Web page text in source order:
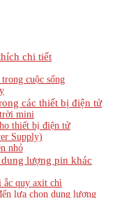
chi tiết
cuộc sống
các thiết bị điện tử
mini
thiết bị điện tử
Supply)
nhỏ
lượng pin khác
quy axit chì
lựa chọn dung lượng